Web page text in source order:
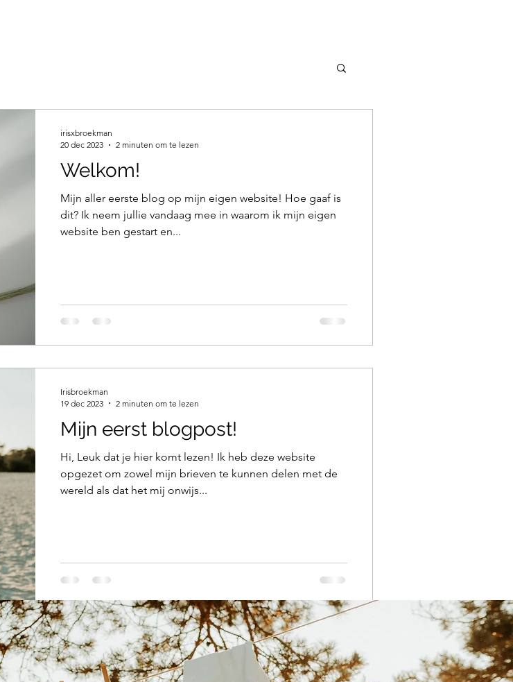
Welkom!
Mijn aller eerste blog op mijn eigen website! Hoe gaaf is
dit? Ik neem jullie vandaag mee in waarom ik mijn eigen
website ben gestart en...
irisxbroekman
20 dec 2023
2 minuten om te lezen
Mijn eerst blogpost!
Hi, Leuk dat je hier komt lezen! Ik heb deze website
opgezet om zowel mijn brieven te kunnen delen met de
wereld als dat het mij onwijs...
Irisbroekman
19 dec 2023
2 minuten om te lezen